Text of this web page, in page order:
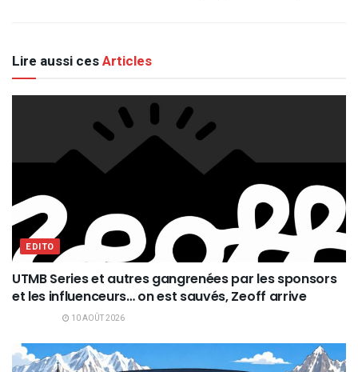
Lire aussi cesArticles
EDITO
UTMB Series et autres gangrenées par les sponsors
et les influenceurs… on est sauvés, Zeoff arrive
10 AOÛT 2026